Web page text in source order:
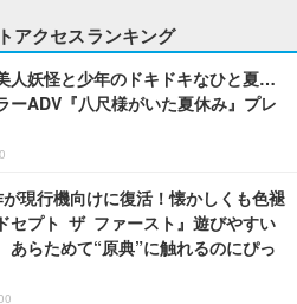
アクセスランキング
人妖怪と少年のドキドキなひと夏…
ーADV『八尺様がいた夏休み』プレ
現行機向けに復活！懐かしくも色褪
セプト ザ ファースト』遊びやすい
あらためて“原典”に触れるのにぴっ